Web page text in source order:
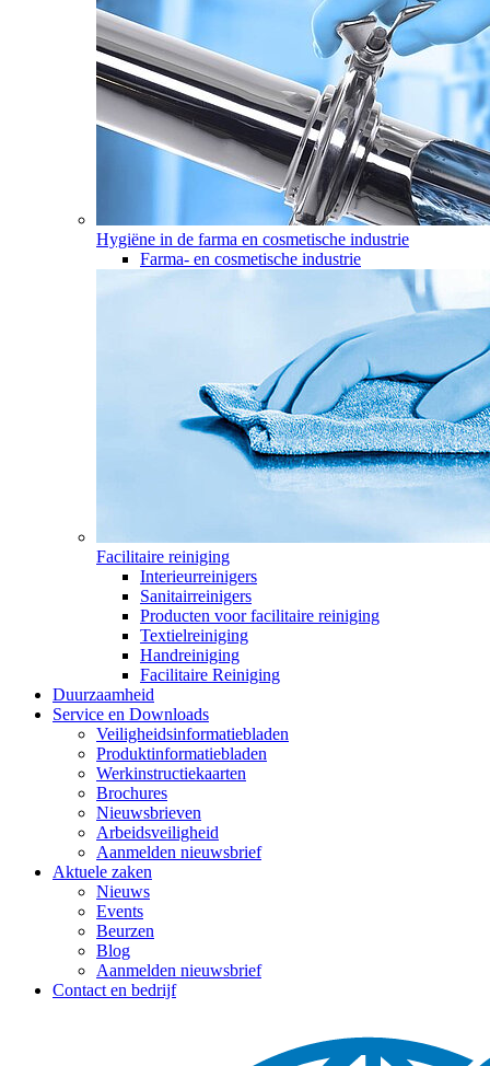
Hygiëne in de farma en cosmetische industrie
Farma- en cosmetische industrie
Facilitaire reiniging
Interieurreinigers
Sanitairreinigers
Producten voor facilitaire reiniging
Textielreiniging
Handreiniging
Facilitaire Reiniging
Duurzaamheid
Service en Downloads
Veiligheidsinformatiebladen
Produktinformatiebladen
Werkinstructiekaarten
Brochures
Nieuwsbrieven
Arbeidsveiligheid
Aanmelden nieuwsbrief
Aktuele zaken
Nieuws
Events
Beurzen
Blog
Aanmelden nieuwsbrief
Contact en bedrijf